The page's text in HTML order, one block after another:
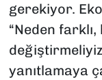
gerekiyor.
“Neden
yanıtlamaya
YAŞAM
YEREL